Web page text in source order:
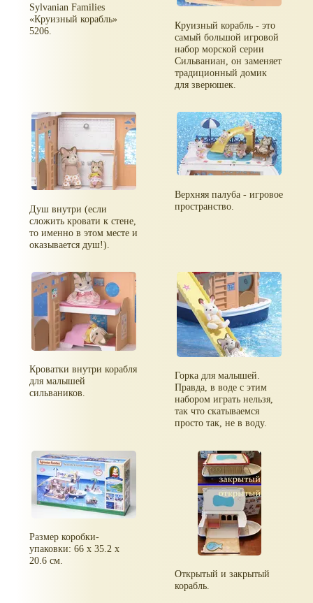
Sylvanian Families
«Круизный корабль»
5206.
Круизный корабль - это
самый большой игровой
набор морской серии
Сильваниан, он заменяет
традиционный домик
для зверюшек.
Душ внутри (если
сложить кровати к стене,
то именно в этом месте и
оказывается душ!).
Верхняя палуба - игровое
пространство.
Кроватки внутри корабля
для малышей
сильваников.
Горка для малышей.
Правда, в воде с этим
набором играть нельзя,
так что скатываемся
просто так, не в воду.
Размер коробки-
упаковки: 66 x 35.2 x
20.6 см.
Открытый и закрытый
корабль.